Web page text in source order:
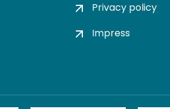
Privacy policy
Impress